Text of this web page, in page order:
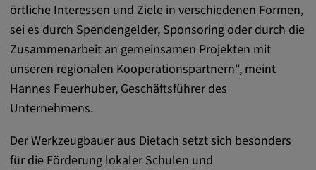
örtliche Interessen und Ziele in verschiedenen Formen,
sei es durch Spendengelder, Sponsoring oder durch die
Zusammenarbeit an gemeinsamen Projekten mit
unseren regionalen Kooperationspartnern", meint
Hannes Feuerhuber, Geschäftsführer des
Unternehmens.
Der Werkzeugbauer aus Dietach setzt sich besonders
für die Förderung lokaler Schulen und
Notwendig, um Inhalte von externen Medien-
Plattformen anzuzeigen.
Google Maps
DV, SOCS, NID, AEC, CONSENT, OGPC
Anbieter:
google.com